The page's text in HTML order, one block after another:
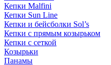
Кепки Malfini
Кепки Sun Line
Кепки и бейсболки Sol’s
Кепки с прямым козырьком
Кепки с сеткой
Козырьки
Панамы